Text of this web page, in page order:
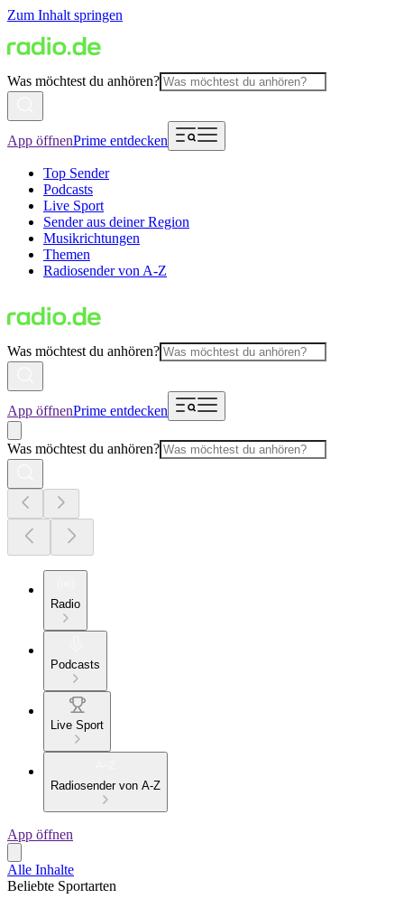
Zum Inhalt springen
Was möchtest du anhören?
App öffnenPrime entdecken
Top Sender
Podcasts
Live Sport
Sender aus deiner Region
Musikrichtungen
Themen
Radiosender von A-Z
Was möchtest du anhören?
App öffnenPrime entdecken
Was möchtest du anhören?
Radio
Podcasts
Live Sport
Radiosender von A-Z
App öffnen
Alle Inhalte
Beliebte Sportarten